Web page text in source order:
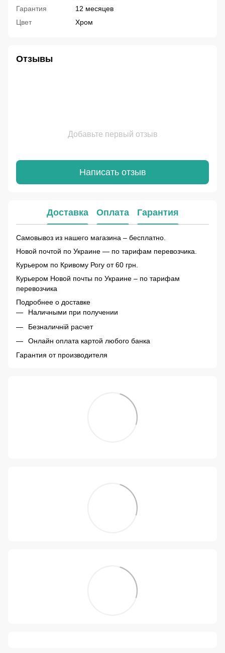
Гарантия
12 месяцев
Цвет
Хром
Отзывы
Добавьте первый отзыв
Написать отзыв
Доставка Оплата Гарантия
Самовывоз из нашего магазина – бесплатно.
Новой почтой по Украине — по тарифам перевозчика.
Курьером по Кривому Рогу от 60 грн.
Курьером Новой почты по Украине – по тарифам
перевозчика
Подробнее о доставке
Наличными при получении
Безналичній расчет
Онлайн оплата картой любого банка
Гарантия от производителя